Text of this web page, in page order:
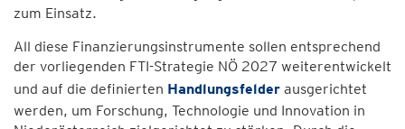
zum Einsatz.
All diese Finanzierungsinstrumente sollen entsprechend
der vorliegenden FTI-Strategie NÖ 2027 weiterentwickelt
und auf die definierten Handlungsfelder ausgerichtet
werden, um Forschung, Technologie und Innovation in